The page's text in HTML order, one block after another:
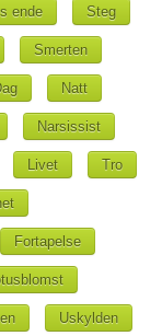
ende Steg
Smerten
Natt
Narsissist
Livet Tro
Fortapelse
Uskylden